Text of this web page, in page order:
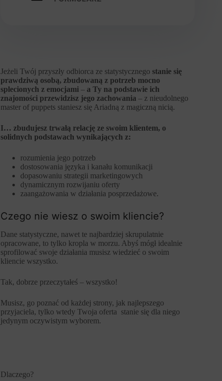
Jeżeli Twój przyszły odbiorca ze statystycznego stanie się
prawdziwą osobą, zbudowaną z potrzeb mocno
splecionych z emocjami – a Ty na podstawie ich
znajomości przewidzisz jego zachowania – z nieudolnego
master of puppets staniesz się Ariadną z magiczną nicią.
I… zbudujesz trwałą relację ze swoim klientem, o
solidnych podstawach wynikających z:
rozumienia jego potrzeb
dostosowania języka i kanału komunikacji
dopasowaniu strategii marketingowych
dynamicznym rozwijaniu oferty
zaangażowania w działania posprzedażowe.
Czego nie wiesz o swoim kliencie?
Dane statystyczne, nawet te najbardziej skrupulatnie
opracowane, to tylko kropla w morzu. Abyś mógł idealnie
sprofilować swoje działania musisz wiedzieć o swoim
kliencie wszystko.
Tak, dobrze przeczytałeś – wszystko!
Musisz, go poznać od każdej strony, jak najlepszego
przyjaciela, tylko wtedy Twoja oferta stanie się dla niego
jedynym oczywistym wyborem.
Dlaczego?